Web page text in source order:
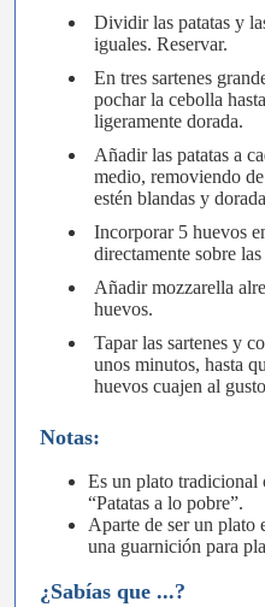
Dividir las patatas y
iguales. Reservar.
En tres sartenes
pochar la cebolla
ligeramente dorada.
Añadir las patatas a
medio, removiendo
estén blandas y
Incorporar 5 huevos
directamente sobre las
Añadir mozzarella
huevos.
Tapar las sartenes y
unos minutos, hasta
huevos cuajen al
Notas:
Es un plato tradicional
“Patatas a lo pobre”.
Aparte de ser un plato
una guarnición para
¿Sabías que ...?